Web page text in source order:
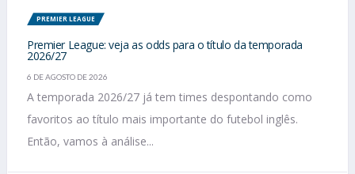
PREMIER LEAGUE
Premier League: veja as odds para o título da temporada
2026/27
6 DE AGOSTO DE 2026
A temporada 2026/27 já tem times despontando como
favoritos ao título mais importante do futebol inglês.
Então, vamos à análise...